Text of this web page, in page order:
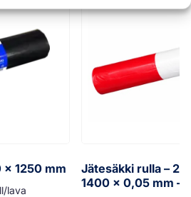
x 1250 mm
lava
Jätesäkki rulla –
1400 x 0,05 mm –